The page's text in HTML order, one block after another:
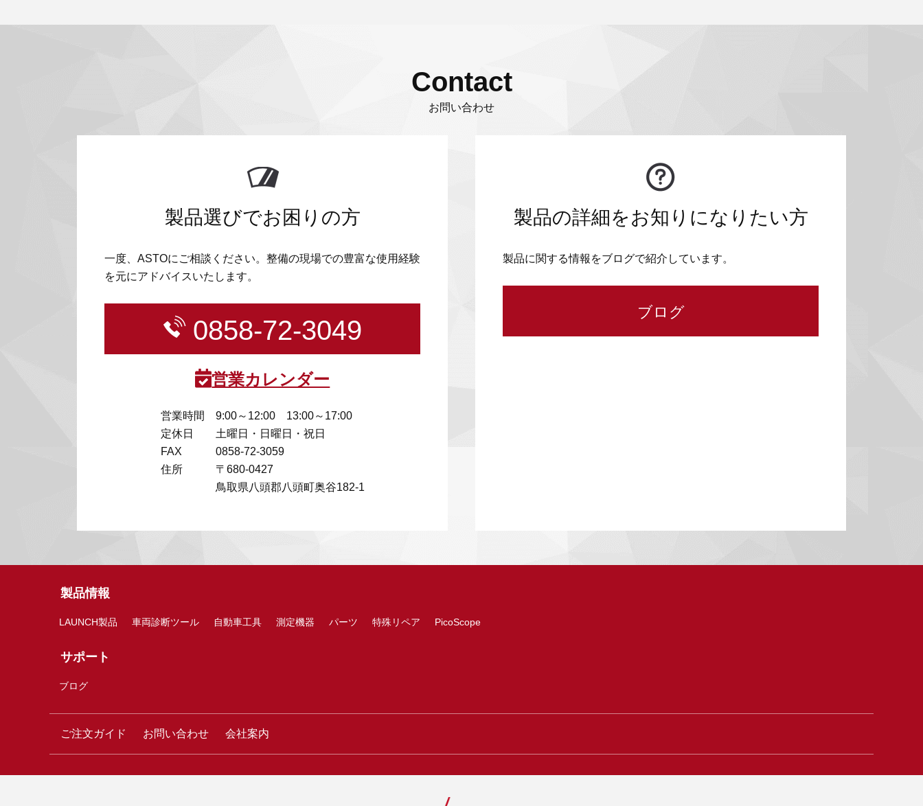
Contact
お問い合わせ
製品選びでお困りの方
一度、ASTOにご相談ください。整備の現場での豊富な使用経験
を元にアドバイスいたします。
0858-72-3049
営業カレンダー
営業時間
9:00～12:00 13:00～17:00
定休日
土曜日・日曜日・祝日
FAX
0858-72-3059
住所
〒680-0427
鳥取県八頭郡八頭町奥谷182-1
製品の詳細をお知りになりたい方
製品に関する情報をブログで紹介しています。
ブログ
製品情報
LAUNCH製品 車両診断ツール 自動車工具 測定機器 パーツ 特殊リペア PicoScope
サポート
ブログ
ご注文ガイド お問い合わせ 会社案内